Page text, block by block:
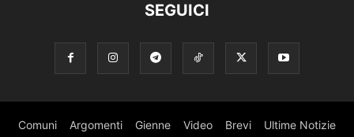
SEGUICI
Comuni Argomenti Gienne Video Brevi Ultime Notizie